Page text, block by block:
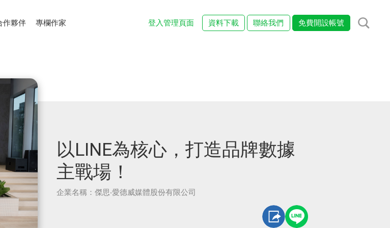
作夥伴 專欄作家 登入管理頁面 資料下載 聯絡我們 免費開設帳號
以LINE為核心，打造品牌數據
主戰場！
企業名稱：傑思‧愛德威媒體股份有限公司